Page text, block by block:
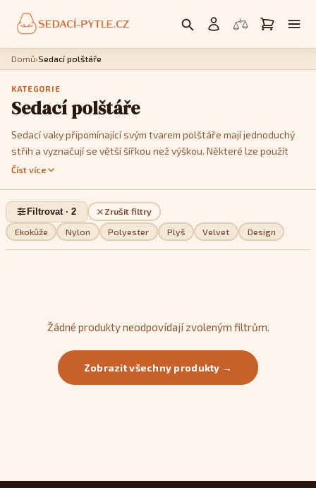
Domů›Sedací polštáře
KATEGORIE
Sedací polštáře
Sedací vaky připomínající svým tvarem polštáře mají jednoduchý
střih a vyznačují se větší šířkou než výškou. Některé lze použít
jako křesla, postavíte li je na kratší hranu. Jedná se především o
pomocí kterých je můžete tvarovat a vykouzlit tak třeba tvar
imitující menší sedačku. Pokud jde o design, můžete si v této sekci
vybrat z jednobarevných, dvoubarevných nebo pestře
vzorovaných modelů, podle toho, které se stylově nejvíce hodí do
Číst více
Ekokůže Nylon Polyester Plyš Velvet Design
Zrušit filtry
Filtrovat · 2
Žádné produkty neodpovídají zvoleným filtrům.
Zobrazit všechny produkty →